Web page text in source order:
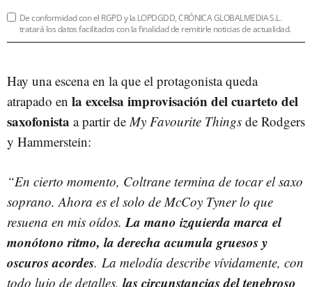
De conformidad con el RGPD y la LOPDGDD, CRÓNICA GLOBALMEDIA S.L.
tratará los datos facilitados con la finalidad de remitirle noticias de actualidad.
Hay una escena en la que el protagonista queda
atrapado en la excelsa improvisación del cuarteto del
saxofonista a partir deMy Favourite Things de Rodgers
y Hammerstein:
“En cierto momento, Coltrane termina de tocar el saxo
soprano. Ahora es el solo de McCoy Tyner lo que
resuena en mis oídos.La mano izquierda marca el
monótono ritmo, la derecha acumula gruesos y
oscuros acordes. La melodía describe vívidamente, con
todo lujo de detalles, las circunstancias del tenebroso